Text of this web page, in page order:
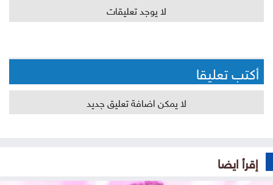
لا يوجد تعليقات
أكتب تعليقا
لا يمكن اضافة تعليق جديد
إقرأ ايضا